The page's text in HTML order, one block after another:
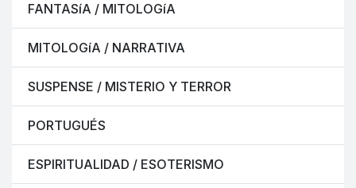
FANTASíA / MITOLOGíA
MITOLOGíA / NARRATIVA
SUSPENSE / MISTERIO Y TERROR
PORTUGUÉS
ESPIRITUALIDAD / ESOTERISMO